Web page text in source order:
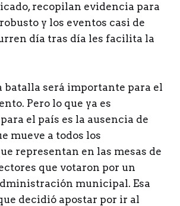
recopilan evidencia para
y los eventos casi de
día tras día les facilita la
batalla será importante para el
Pero lo que ya es
el país es la ausencia de
mueve a todos los
representan en las mesas de
que votaron por un
municipal. Esa
decidió apostar por ir al